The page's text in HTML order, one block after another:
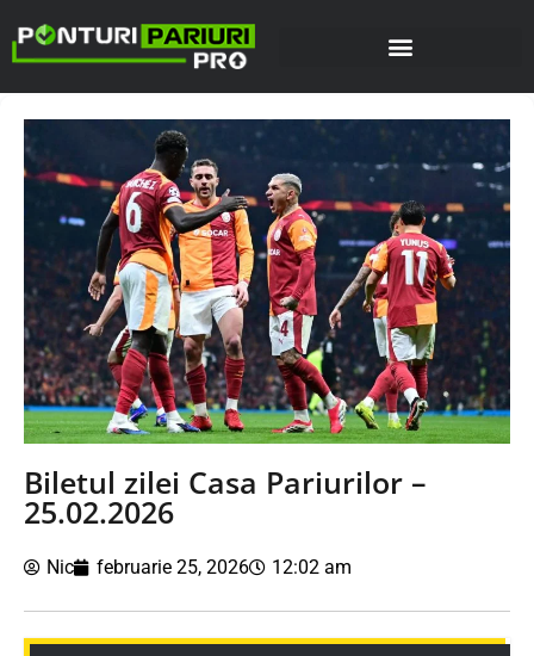
Biletul zilei Casa Pariurilor –
25.02.2026
Nic februarie 25, 2026 12:02 am